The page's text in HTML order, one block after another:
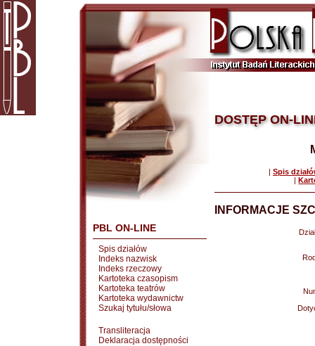
PBL ON-LINE
Spis działów
Indeks nazwisk
Indeks rzeczowy
Kartoteka czasopism
Kartoteka teatrów
Kartoteka wydawnictw
Szukaj tytułu/słowa
Transliteracja
Deklaracja dostępności
DOSTĘP ON-
| Spis
|
INFORMACJE